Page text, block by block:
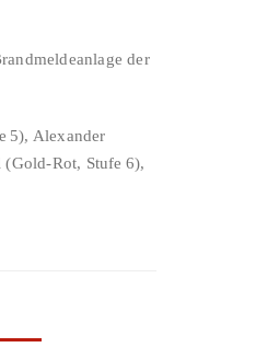
der
5), Alexander
Rot, Stufe 6),